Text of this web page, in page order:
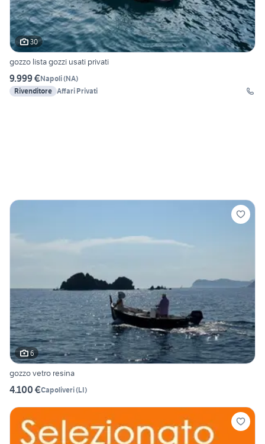
30
gozzo lista gozzi usati privati
9.999 €Napoli(NA)
Rivenditore Affari Privati
6
gozzo vetro resina
4.100 €Capoliveri(LI)